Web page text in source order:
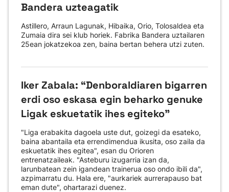
Bandera uzteagatik
Astillero, Arraun Lagunak, Hibaika, Orio, Tolosaldea eta
Zumaia dira sei klub horiek. Fabrika Bandera uztailaren
25ean jokatzekoa zen, baina bertan behera utzi zuten.
Iker Zabala: “Denboraldiaren bigarren
erdi oso eskasa egin beharko genuke
Ligak eskuetatik ihes egiteko"
"Liga erabakita dagoela uste dut, goizegi da esateko,
baina abantaila eta errendimendua ikusita, oso zaila da
eskuetatik ihes egitea", esan du Orioren
entrenatzaileak. "Asteburu izugarria izan da,
larunbatean zein igandean trainerua oso ondo ibili da",
azpimarratu du. Hala ere, "aurkariek aurrerapauso bat
eman dute", ohartarazi duenez.